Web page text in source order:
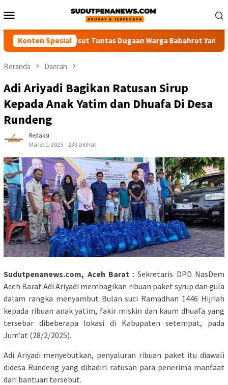
ke
Mobile
Konten Spesial
Polisi Usut Tuntas Dugaan Warga Babahrot Yang Hilang
Beranda Daerah
Adi Ariyadi Bagikan Ratusan Sirup
Kepada Anak Yatim dan Dhuafa Di Desa
Rundeng
Redaksi
Maret 1, 2025
239 Dilihat
Sudutpenanews.com, Aceh Barat : Sekretaris DPD NasDem
Aceh Barat Adi Ariyadi membagikan ribuan paket syrup dan gula
dalam rangka menyambut Bulan suci Ramadhan 1446 Hijriah
kepada ribuan anak yatim, fakir miskin dan kaum dhuafa yang
tersebar dibeberapa lokasi di Kabupaten setempat, pada
Jum’at (28/2/2025).
Adi Ariyadi menyebutkan, penyaluran ribuan paket itu diawali
didesa Rundeng yang dihadiri ratusan para penerima manfaat
dari bantuan tersebut.